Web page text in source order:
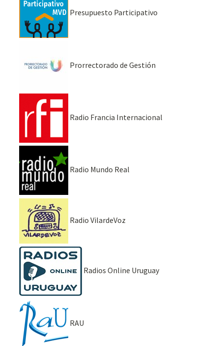
Presupuesto Participativo
Prorrectorado de Gestión
Radio Francia Internacional
Radio Mundo Real
Radio VilardeVoz
Radios Online Uruguay
RAU